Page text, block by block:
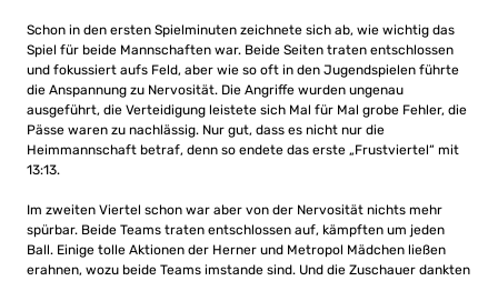
Schon in den ersten Spielminuten zeichnete sich ab, wie wichtig das
Spiel für beide Mannschaften war. Beide Seiten traten entschlossen
und fokussiert aufs Feld, aber wie so oft in den Jugendspielen führte
die Anspannung zu Nervosität. Die Angriffe wurden ungenau
ausgeführt, die Verteidigung leistete sich Mal für Mal grobe Fehler, die
Pässe waren zu nachlässig. Nur gut, dass es nicht nur die
Heimmannschaft betraf, denn so endete das erste „Frustviertel“ mit
13:13.
Im zweiten Viertel schon war aber von der Nervosität nichts mehr
spürbar. Beide Teams traten entschlossen auf, kämpften um jeden
Ball. Einige tolle Aktionen der Herner und Metropol Mädchen ließen
erahnen, wozu beide Teams imstande sind. Und die Zuschauer dankten